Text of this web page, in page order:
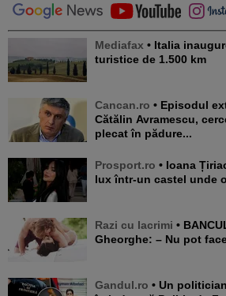
Mediafax • Italia inaugurează o rețea de trasee
turistice de 1.500 km
Cancan.ro • Episodul extrem din dosarul lui
Cătălin Avramescu,
plecat în pădure...
Prosport.ro • Ioana Țiriac, vacanță de mega –
lux într-un castel unde
Razi cu lacrimi • BANCUL ZILEI. Badea
Gheorghe: – Nu pot
Gandul.ro • Un politician de top din Libia a dat